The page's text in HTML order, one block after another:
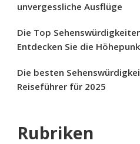
unvergessliche Ausflüge
Die Top
Entdecken Sie die
Die besten
Reiseführer für 2025
Rubriken